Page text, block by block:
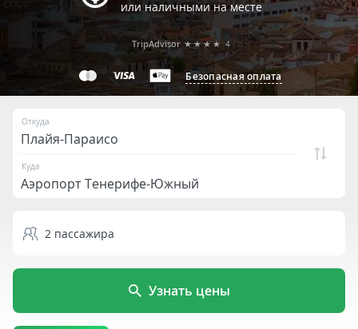
или наличными на месте
Безопасная оплата
TripAdvisor ★★★★ 4
Откуда
Куда
2 пассажира
Узнать цены